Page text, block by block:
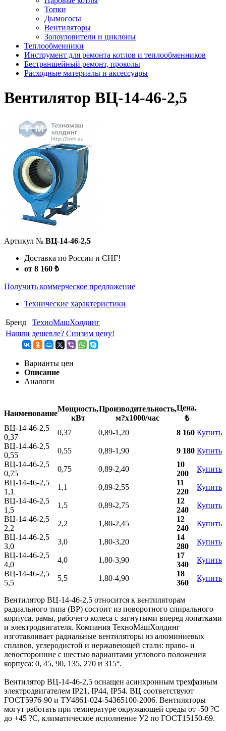
Топки
Дымососы
Вентиляторы
Золоуловители и циклоны
Теплообменники
Инструмент для ремонта котлов и теплообменников
Бестраншейный ремонт, проколы
Расходные материалы и аксессуары
Вентилятор ВЦ-14-46-2,5
Артикул № ВЦ-14-46-2,5
Доставка по России и СНГ!
от 8 160 ₺
Получить коммерческое предложение
Технические характеристики
Бренд
ТехноМашХолдинг
Нашли дешевле? Снизим цену!
Варианты цен
Описание
Аналоги
Наименование
Мощность,
кВт
Производительность,
м?х1000/час
Цена,
₺
ВЦ-14-46-2,5
0,37
0,37 0,89-1,20 8 160 Купить
ВЦ-14-46-2,5
0,55
0,55 0,89-1,90 9 180 Купить
ВЦ-14-46-2,5
0,75
0,75 0,89-2,40
10
200
Купить
ВЦ-14-46-2,5
1,1
1,1 0,89-2,55
11
220
Купить
ВЦ-14-46-2,5
1,5
1,5 0,89-2,75
12
240
Купить
ВЦ-14-46-2,5
2,2
2,2 1,80-2,45
12
240
Купить
ВЦ-14-46-2,5
3,0
3,0 1,80-3,20
14
280
Купить
ВЦ-14-46-2,5
4,0
4,0 1,80-3,90
17
340
Купить
ВЦ-14-46-2,5
5,5
5,5 1,80-4,90
18
360
Купить
Вентилятор ВЦ-14-46-2,5 относится к вентиляторам
радиального типа (ВР) состоит из поворотного спирального
корпуса, рамы, рабочего колеса с загнутыми вперед лопатками
и электродвигателя. Компания ТехноМашХолдинг
изготавливает радиальные вентиляторы из алюминиевых
сплавов, углеродистой и нержавеющей стали: право- и
левосторонние с шестью вариантами углового положения
корпуса: 0, 45, 90, 135, 270 и 315°.
Вентилятор ВЦ-14-46-2,5 оснащен асинхронным трехфазным
электродвигателем IP21, IP44, IP54. ВЦ соответствуют
ГОСТ5976-90 и ТУ4861-024-54365100-2006. Вентиляторы
могут работать при температуре окружающей среды от -50 ?С
до +45 ?С, климатическое исполнение У2 по ГОСТ15150-69.